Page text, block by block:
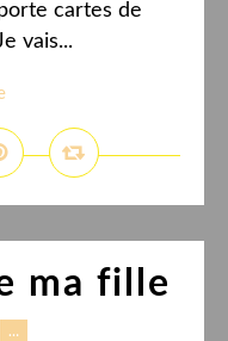
cartes de
vais...
ma fille
…